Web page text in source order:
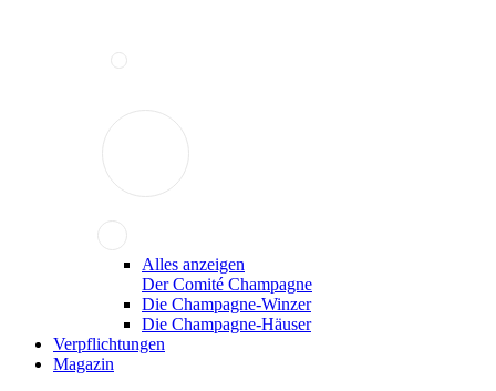
Alles anzeigen
Der Comité Champagne
Die Champagne-Winzer
Die Champagne-Häuser
Verpflichtungen
Magazin